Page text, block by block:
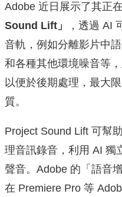
Adobe 近日展示了其正
Sound Lift 」
，透過 AI
音軌，例如分離影片中
和各種其他環境噪音等
以便於後期處理，最大
質。
Project Sound Lift 可幫
理音訊錄音，利用 AI 獨
聲音。Adobe 的「語音
在 Premiere Pro 等